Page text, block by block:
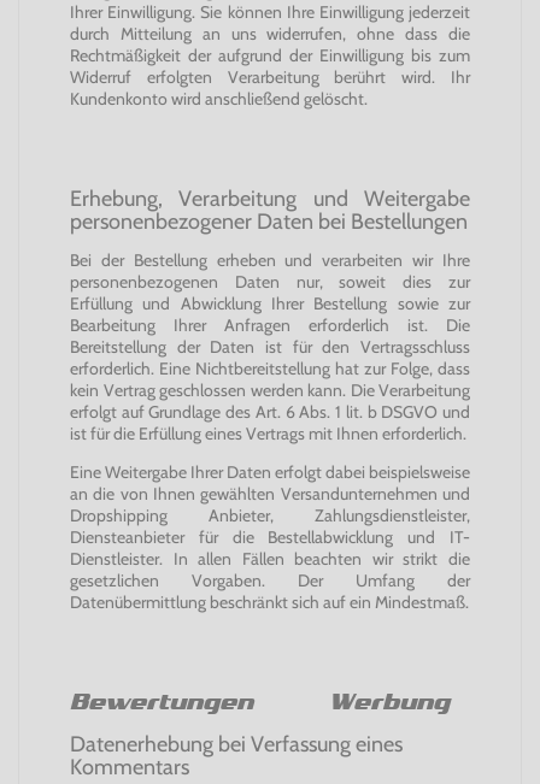
Ihrer Einwilligung. Sie können Ihre Einwilligung jederzeit
durch Mitteilung an uns widerrufen, ohne dass die
Rechtmäßigkeit der aufgrund der Einwilligung bis zum
Widerruf erfolgten Verarbeitung berührt wird. Ihr
Kundenkonto wird anschließend gelöscht.
Erhebung, Verarbeitung und Weitergabe
personenbezogener Daten bei Bestellungen
Bei der Bestellung erheben und verarbeiten wir Ihre
personenbezogenen Daten nur, soweit dies zur
Erfüllung und Abwicklung Ihrer Bestellung sowie zur
Bearbeitung Ihrer Anfragen erforderlich ist. Die
Bereitstellung der Daten ist für den Vertragsschluss
erforderlich. Eine Nichtbereitstellung hat zur Folge, dass
kein Vertrag geschlossen werden kann. Die Verarbeitung
erfolgt auf Grundlage des Art. 6 Abs. 1 lit. b DSGVO und
ist für die Erfüllung eines Vertrags mit Ihnen erforderlich.
Eine Weitergabe Ihrer Daten erfolgt dabei beispielsweise
an die von Ihnen gewählten Versandunternehmen und
Dropshipping Anbieter, Zahlungsdienstleister,
Diensteanbieter für die Bestellabwicklung und IT-
Dienstleister. In allen Fällen beachten wir strikt die
gesetzlichen Vorgaben. Der Umfang der
Datenübermittlung beschränkt sich auf ein Mindestmaß.
Bewertungen Werbung
Datenerhebung bei Verfassung eines
Kommentars